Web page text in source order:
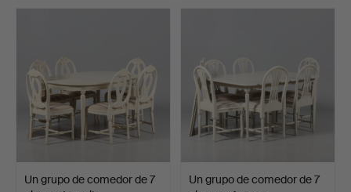
Un grupo de comedor de 7
Un grupo de comedor de 7